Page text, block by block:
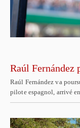
Raúl Fernández
Raúl Fernández va
pilote espagnol, arrivé